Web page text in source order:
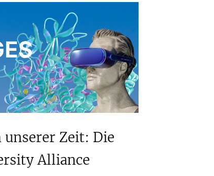
unserer Zeit: Die
Alliance